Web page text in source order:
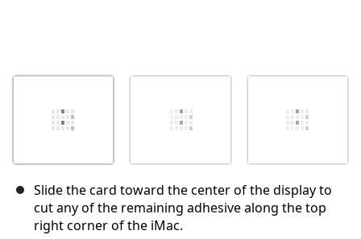
Slide the card toward the center of the display to
cut any of the remaining adhesive along the top
right corner of the iMac.